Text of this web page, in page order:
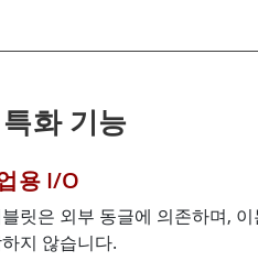
화 기능
용 I/O
릿은 외부 동글에 의존하며,
지 않습니다.